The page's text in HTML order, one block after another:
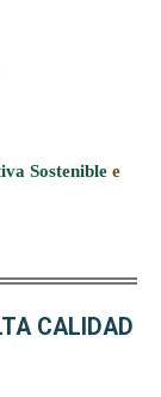
Sostenible e
CALIDAD